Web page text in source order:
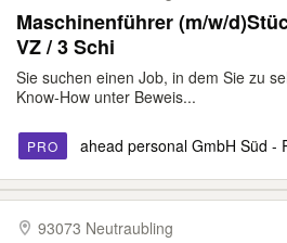
Maschinenführer (m/w/
VZ / 3 Schi
Sie suchen einen Job, in dem Sie zu
Know-How unter Beweis...
PRO ahead personal GmbH Süd -
93073 Neutraubling